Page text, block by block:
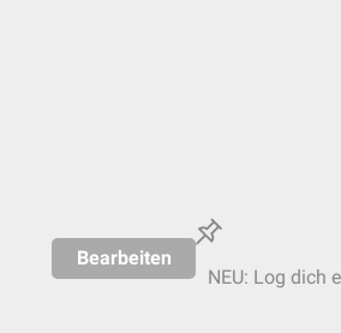
Bearbeiten
NEU: Log dich